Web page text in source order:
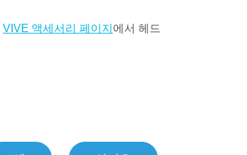
VIVE 액세서리 페이지 에서 헤드